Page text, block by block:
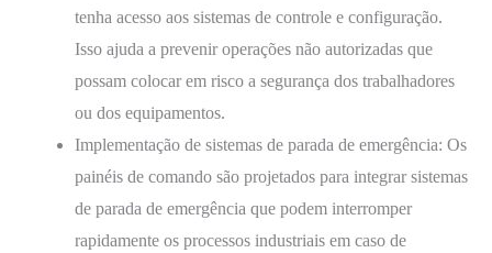
tenha acesso aos sistemas de controle e configuração.
Isso ajuda a prevenir operações não autorizadas que
possam colocar em risco a segurança dos trabalhadores
ou dos equipamentos.
Implementação de sistemas de parada de emergência: Os
painéis de comando são projetados para integrar sistemas
de parada de emergência que podem interromper
rapidamente os processos industriais em caso de